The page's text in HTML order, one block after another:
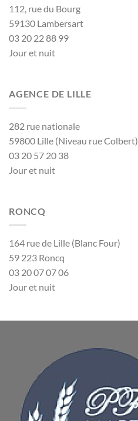
112, rue du Bourg
59130 Lambersart
03 20 22 88 99
Jour et nuit
AGENCE DE LILLE
282 rue nationale
59800 Lille (Niveau rue Colbert)
03 20 57 20 38
Jour et nuit
RONCQ
164 rue de Lille (Blanc Four)
59 223 Roncq
03 20 07 07 06
Jour et nuit